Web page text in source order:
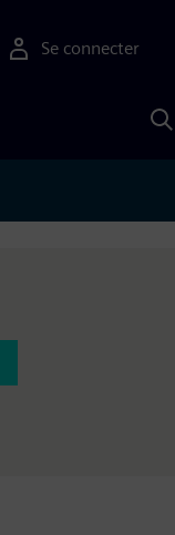
Se connecter